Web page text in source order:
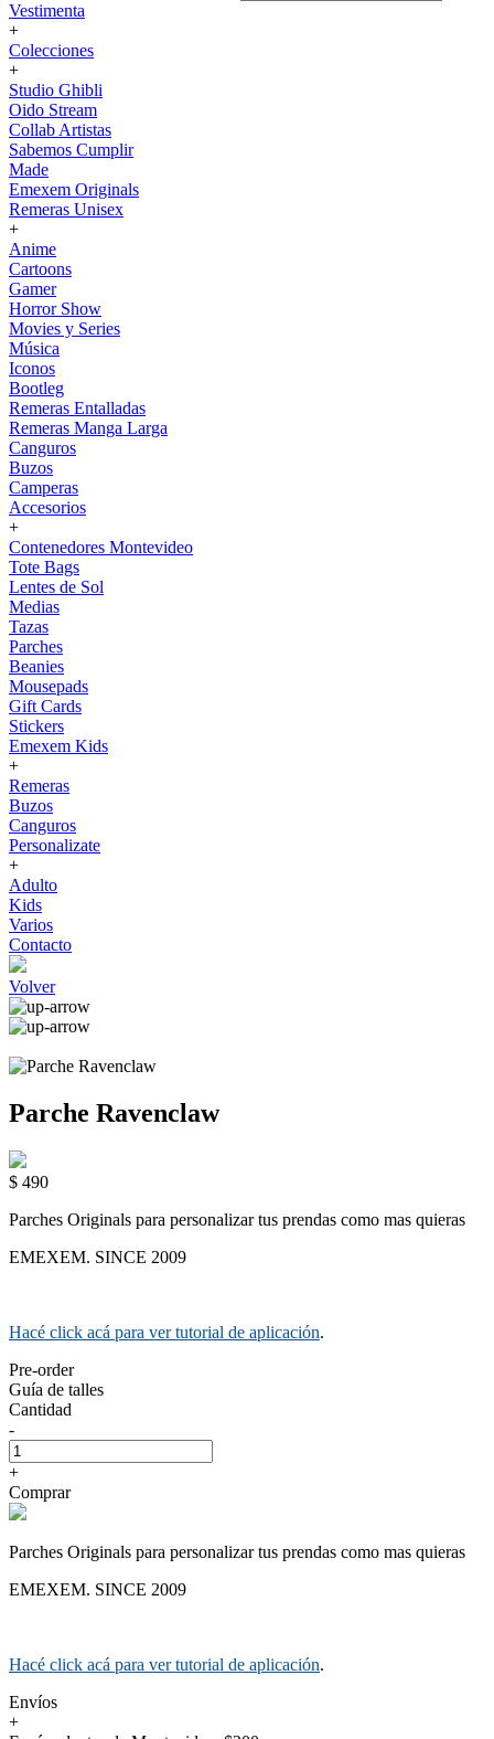
Vestimenta
+
Colecciones
+
Studio Ghibli
Oido Stream
Collab Artistas
Sabemos Cumplir
Made
Emexem Originals
Remeras Unisex
+
Anime
Cartoons
Gamer
Horror Show
Movies y Series
Música
Iconos
Bootleg
Remeras Entalladas
Remeras Manga Larga
Canguros
Buzos
Camperas
Accesorios
+
Contenedores Montevideo
Tote Bags
Lentes de Sol
Medias
Tazas
Parches
Beanies
Mousepads
Gift Cards
Stickers
Emexem Kids
+
Remeras
Buzos
Canguros
Personalizate
+
Adulto
Kids
Varios
Contacto
Volver
Parche Ravenclaw
$ 490
Parches Originals para personalizar tus prendas como mas quieras
EMEXEM. SINCE 2009
Hacé click acá para ver tutorial de aplicación.
Pre-order
Guía de talles
Cantidad
-
+
Comprar
Parches Originals para personalizar tus prendas como mas quieras
EMEXEM. SINCE 2009
Hacé click acá para ver tutorial de aplicación.
Envíos
+